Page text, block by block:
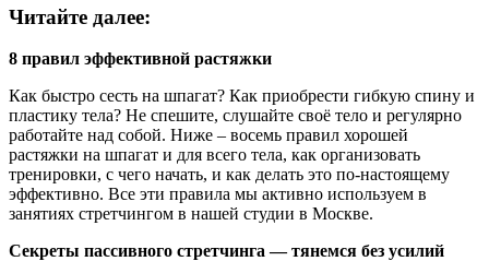
Читайте далее:
8 правил эффективной растяжки
Как быстро сесть на шпагат? Как приобрести гибкую спину и
пластику тела? Не спешите, слушайте своё тело и регулярно
работайте над собой. Ниже – восемь правил хорошей
растяжки на шпагат и для всего тела, как организовать
тренировки, с чего начать, и как делать это по-настоящему
эффективно. Все эти правила мы активно используем в
занятиях стретчингом в нашей студии в Москве.
Секреты пассивного стретчинга — тянемся без усилий